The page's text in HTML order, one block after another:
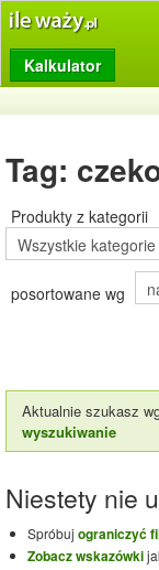
Produkty
Dziennik
Porady
Słownik
Kontakt
Kalkulator
Tag:
Produkty z kategorii
posortowane wg
Aktualnie szukasz
wyszukiwanie
Niestety nie
Spróbuj ograniczyć
Zobacz wskazówki